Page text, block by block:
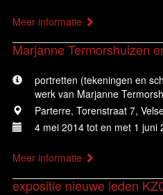
Meer informatie
Marjanne Termorshuizen
portretten (tekeningen en
werk van Marjanne
Parterre, Torenstraat 7,
4 mei 2014 tot en met 1 juni
Meer informatie
expositie nieuwe leden